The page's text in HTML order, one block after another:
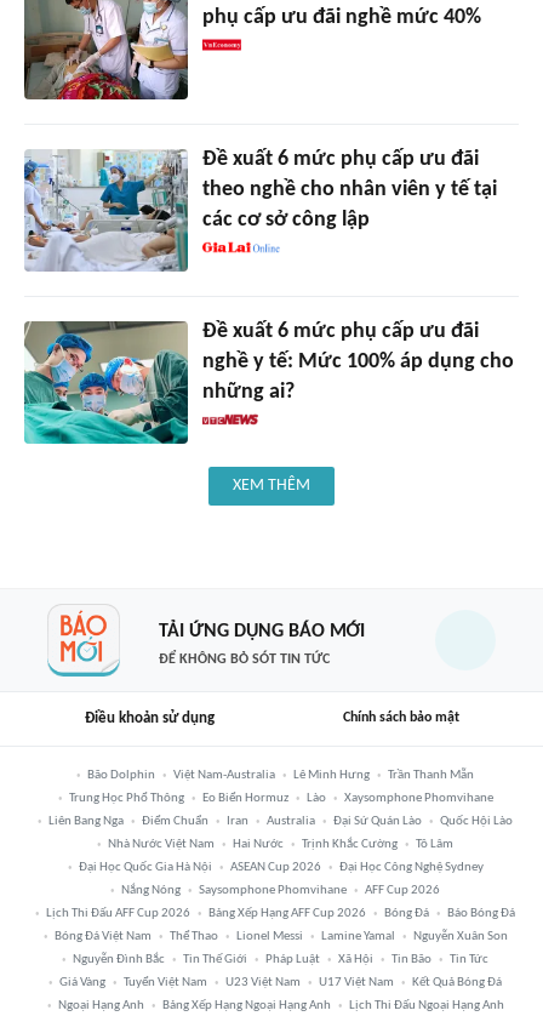
phụ cấp ưu đãi nghề mức 40%
Đề xuất 6 mức phụ cấp ưu đãi
theo nghề cho nhân viên y tế tại
các cơ sở công lập
Đề xuất 6 mức phụ cấp ưu đãi
nghề y tế: Mức 100% áp dụng cho
những ai?
XEM THÊM
TẢI ỨNG DỤNG BÁO MỚI
ĐỂ KHÔNG BỎ SÓT TIN TỨC
Điều khoản sử dụng Chính sách bảo mật
Bão Dolphin Việt Nam-Australia Lê Minh Hưng
Trần Thanh Mẫn
Trung Học Phổ Thông
Eo Biển Hormuz Lào
Xaysomphone Phomvihane
Liên Bang Nga
Điểm Chuẩn Iran Australia Đại Sứ Quán Lào
Quốc Hội Lào
Nhà Nước Việt Nam
Hai Nước Trịnh Khắc Cường
Tô Lâm
Đại Học Quốc Gia Hà Nội
ASEAN Cup 2026
Đại Học Công Nghệ Sydney
Nắng Nóng
Saysomphone Phomvihane
AFF Cup 2026
Lịch Thi Đấu AFF Cup 2026
Bảng Xếp Hạng AFF Cup 2026 Bóng Đá
Báo Bóng Đá
Bóng Đá Việt Nam
Thể Thao Lionel Messi Lamine Yamal
Nguyễn Xuân Son
Nguyễn Đình Bắc
Tin Thế Giới Pháp Luật Xã Hội Tin Bão
Tin Tức
Giá Vàng
Tuyển Việt Nam U23 Việt Nam U17 Việt Nam
Kết Quả Bóng Đá
Ngoại Hạng Anh
Bảng Xếp Hạng Ngoại Hạng Anh Lịch Thi Đấu Ngoại Hạng Anh